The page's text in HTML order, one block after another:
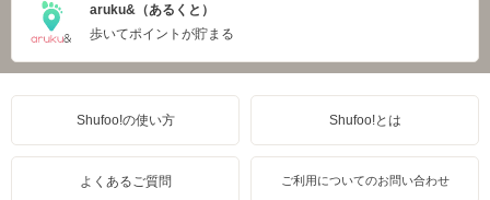
aruku&（あるくと）
歩いてポイントが貯まる
Shufoo!の使い方 Shufoo!とは
よくあるご質問 ご利用についてのお問い合わせ